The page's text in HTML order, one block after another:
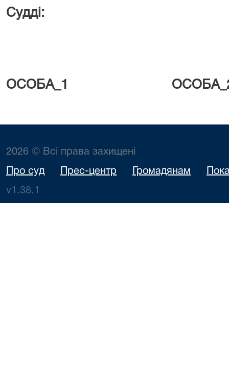
Судді:
ОСОБА_1
2026 © Всі права захищені
Про суд Прес-центр Громадянам
v1.38.1